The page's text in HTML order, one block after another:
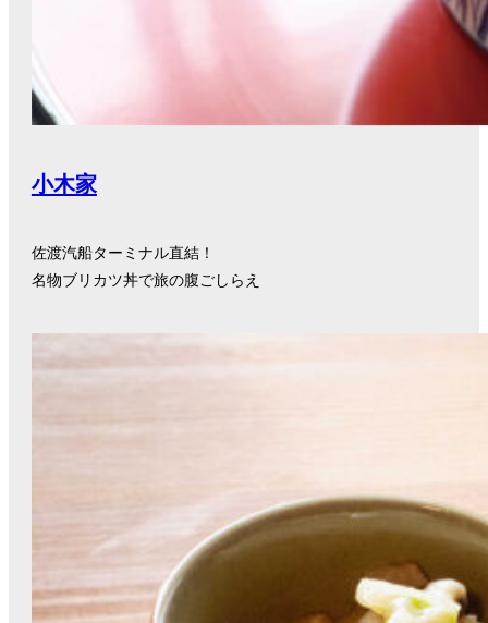
小木家
佐渡汽船ターミナル直結！
名物ブリカツ丼で旅の腹ごしらえ